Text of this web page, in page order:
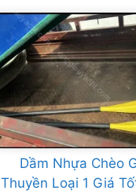
Dầm Nhựa Chèo
Thuyền Loại 1 Giá